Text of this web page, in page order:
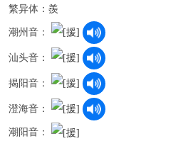
繁异体： 羨
潮州音：
汕头音：
揭阳音：
澄海音：
潮阳音：